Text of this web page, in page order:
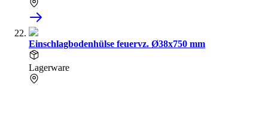
Einschlagbodenhülse feuervz. Ø38x750 mm
Lagerware